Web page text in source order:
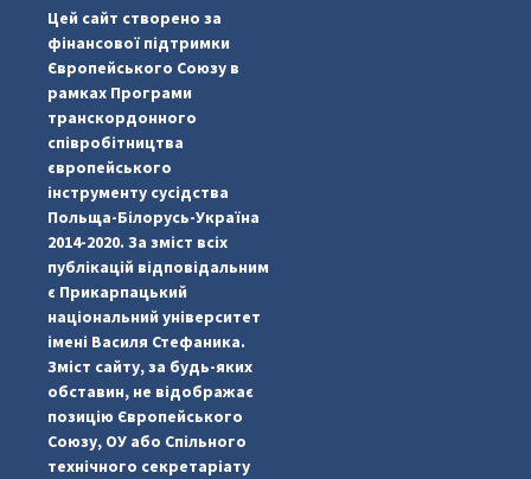
#PipIvanToday
Цей сайт створено за
фінансової підтримки
Європейського Союзу в
рамках Програми
транскордонного
співробітництва
європейського
інструменту сусідства
Польща-Білорусь-Україна
2014-2020. За зміст всіх
публікацій відповідальним
є Прикарпацький
національний університет
імені Василя Стефаника.
Зміст сайту, за будь-яких
обставин, не відображає
позицію Європейського
Союзу, ОУ або Спільного
технічного секретаріату